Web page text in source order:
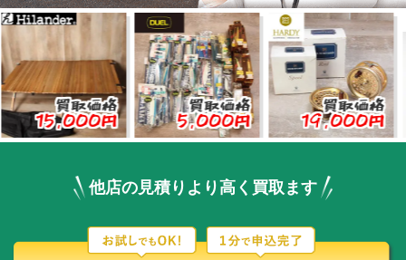
買取価格
円
買取価格
5,000円
買取価格
19,000円
他店の見積りより高く買取ます